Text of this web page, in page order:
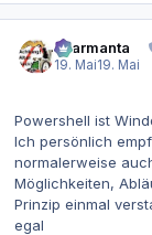
charmanta
19. Mai19. Mai
Powershell ist
Ich persönlich
normalerweise
Möglichkeiten,
Prinzip einmal
egal